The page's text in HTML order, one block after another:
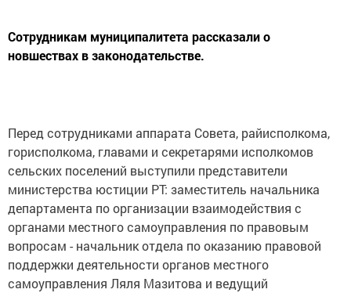
Сотрудникам муниципалитета рассказали о
новшествах в законодательстве.
Перед сотрудниками аппарата Совета, райисполкома,
горисполкома, главами и секретарями исполкомов
сельских поселений выступили представители
министерства юстиции РТ: заместитель начальника
департамента по организации взаимодействия с
органами местного самоуправления по правовым
вопросам - начальник отдела по оказанию правовой
поддержки деятельности органов местного
самоуправления Ляля Мазитова и ведущий